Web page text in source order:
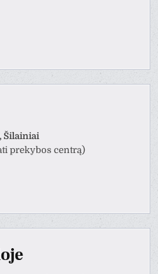
Šilainiai
prekybos centrą)